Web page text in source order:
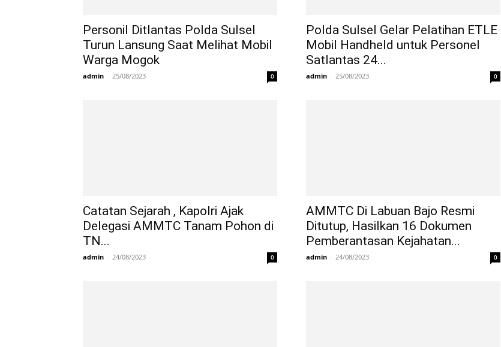
Personil Ditlantas Polda Sulsel
Turun Lansung Saat Melihat Mobil
Warga Mogok
admin - 25/08/2023 0
Polda Sulsel Gelar Pelatihan ETLE
Mobil Handheld untuk Personel
Satlantas 24...
admin - 25/08/2023 0
Catatan Sejarah , Kapolri Ajak
Delegasi AMMTC Tanam Pohon di
TN...
admin - 24/08/2023 0
AMMTC Di Labuan Bajo Resmi
Ditutup, Hasilkan 16 Dokumen
Pemberantasan Kejahatan...
admin - 24/08/2023 0